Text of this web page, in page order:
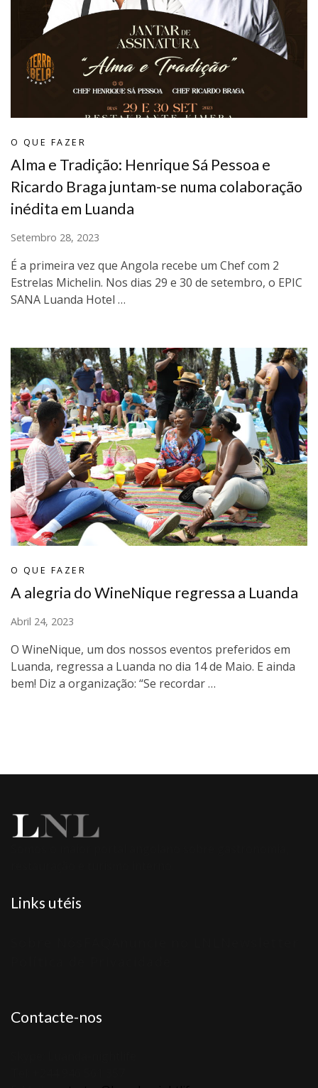
O QUE FAZER
Alma e Tradição: Henrique Sá Pessoa e
Ricardo Braga juntam-se numa colaboração
inédita em Luanda
Setembro 28, 2023
É a primeira vez que Angola recebe um Chef com 2
Estrelas Michelin. Nos dias 29 e 30 de setembro, o EPIC
SANA Luanda Hotel …
O QUE FAZER
A alegria do WineNique regressa a Luanda
Abril 24, 2023
O WineNique, um dos nossos eventos preferidos em
Luanda, regressa a Luanda no dia 14 de Maio. E ainda
bem! Diz a organização: “Se recordar …
Links utéis
Contacte-nos